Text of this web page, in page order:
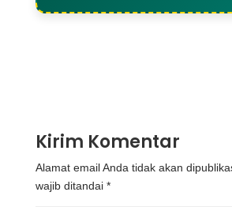
Kirim Komentar
Alamat email Anda tidak akan
wajib ditandai *